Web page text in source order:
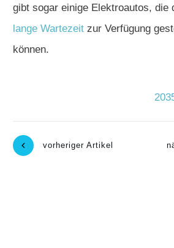
gibt sogar einige Elektroautos, die
lange Wartezeit zur Verfügung
können.
vorheriger Artikel